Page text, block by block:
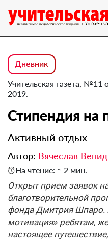
Дневник
Учительская газета, №11
2019.
Стипендия на
Активный отдых
Автор: Вячеслав
На чтение: ≈ 2 мин.
Открыт прием заявок
благотворительной
фонда Дмитрия Шпаро.
мотивация» ребятам,
настоящее